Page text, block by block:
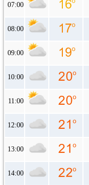
07:00
08:00
09:00
10:00
11:00
12:00
13:00
14:00